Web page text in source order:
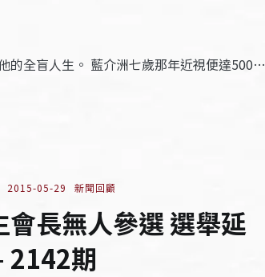
的全盲人生。 藍介洲七歲那年近視便達500…
2015-05-29 新聞回顧
會長無人參選 選舉延
2142期